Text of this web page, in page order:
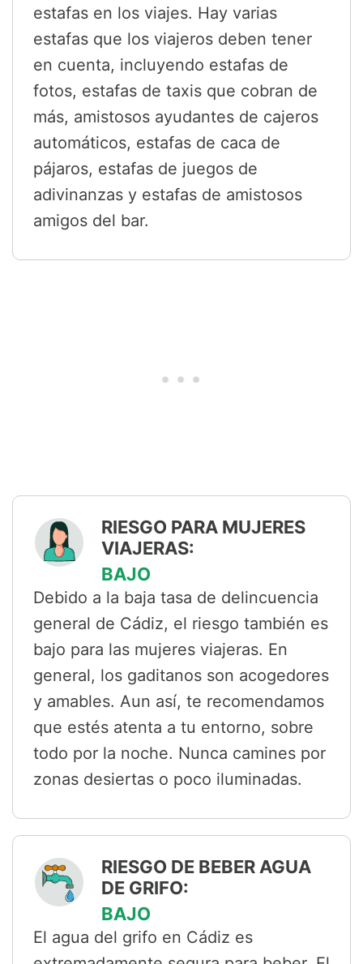
estafas en los viajes. Hay varias
estafas que los viajeros deben tener
en cuenta, incluyendo estafas de
fotos, estafas de taxis que cobran de
más, amistosos ayudantes de cajeros
automáticos, estafas de caca de
pájaros, estafas de juegos de
adivinanzas y estafas de amistosos
amigos del bar.
RIESGO PARA MUJERES
VIAJERAS:
BAJO
Debido a la baja tasa de delincuencia
general de Cádiz, el riesgo también es
bajo para las mujeres viajeras. En
general, los gaditanos son acogedores
y amables. Aun así, te recomendamos
que estés atenta a tu entorno, sobre
todo por la noche. Nunca camines por
zonas desiertas o poco iluminadas.
RIESGO DE BEBER AGUA
DE GRIFO:
BAJO
El agua del grifo en Cádiz es